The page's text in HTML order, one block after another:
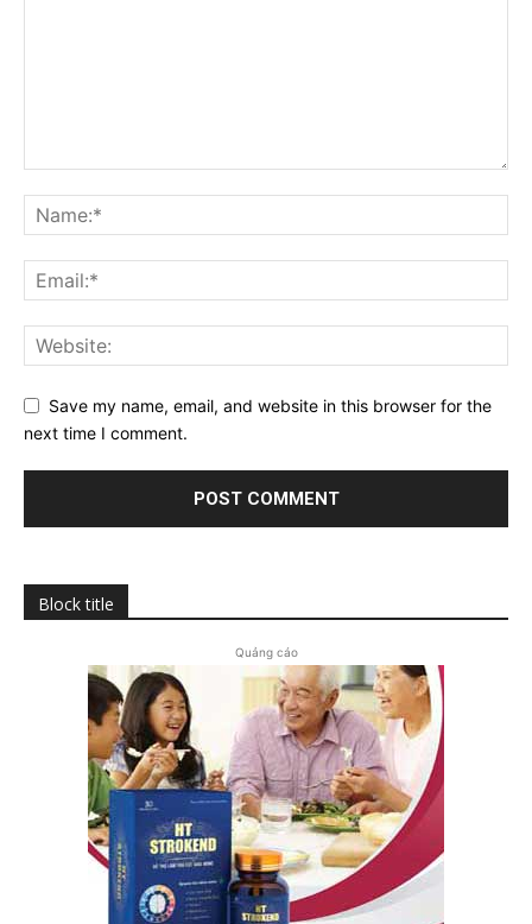
Save my name, email, and website in this browser for the
next time I comment.
Block title
Quảng cáo